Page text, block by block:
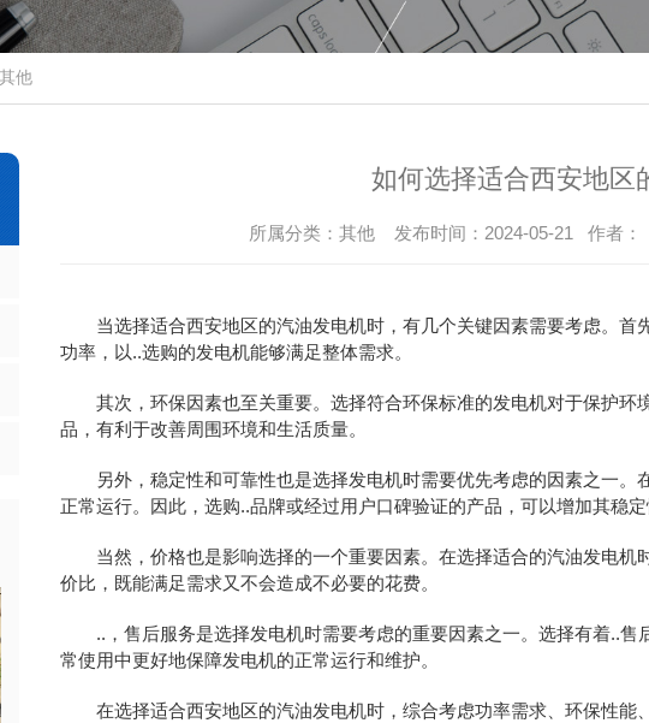
其他
如何选择适合西安地区
所属分类：其他 发布时间：2024-05-21 作者：
当选择适合西安地区的汽油发电机时，有几个关键因素需要考虑。
功率，以..选购的发电机能够满足整体需求。
其次，环保因素也至关重要。选择符合环保标准的发电机对于保护
品，有利于改善周围环境和生活质量。
另外，稳定性和可靠性也是选择发电机时需要优先考虑的因素之一
正常运行。因此，选购..品牌或经过用户口碑验证的产品，可以增加其稳定
当然，价格也是影响选择的一个重要因素。在选择适合的汽油发电
价比，既能满足需求又不会造成不必要的花费。
..，售后服务是选择发电机时需要考虑的重要因素之一。选择有着..
常使用中更好地保障发电机的正常运行和维护。
在选择适合西安地区的汽油发电机时，综合考虑功率需求、环保性